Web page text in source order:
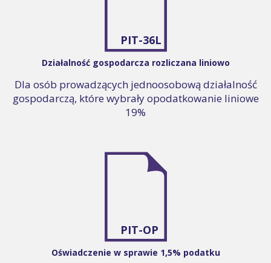
PIT-36L
Działalność gospodarcza rozliczana liniowo
Dla osób prowadzących jednoosobową działalność
gospodarczą, które wybrały opodatkowanie liniowe
19%
PIT-OP
Oświadczenie w sprawie 1,5% podatku